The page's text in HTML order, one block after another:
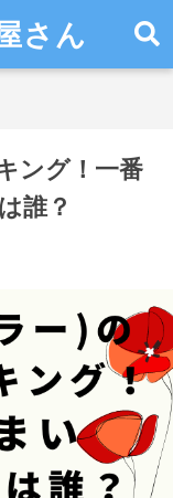
さん
ング！一番
誰？